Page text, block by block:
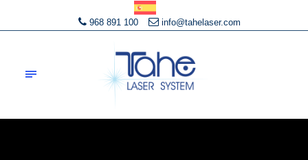
968 891 100 info@tahelaser.com